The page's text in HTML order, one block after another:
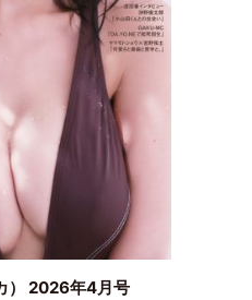
） 2026年4月号